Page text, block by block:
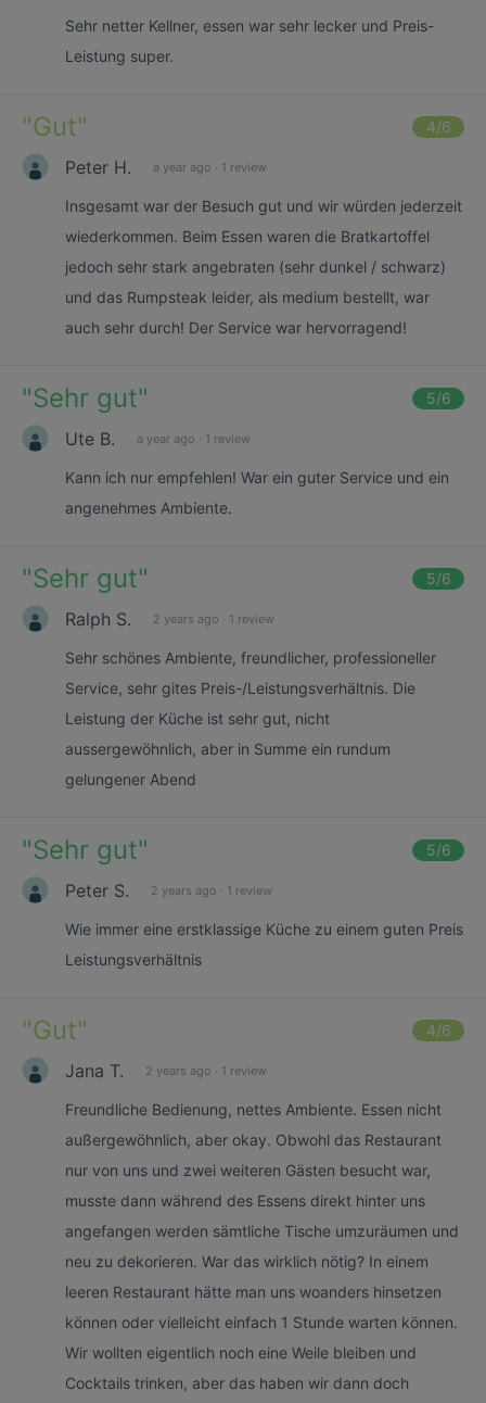
Sehr netter Kellner, essen war sehr lecker und Preis-
Leistung super.
"Gut" 4/6
Peter H. a year ago · 1 review
Insgesamt war der Besuch gut und wir würden jederzeit
wiederkommen. Beim Essen waren die Bratkartoffel
jedoch sehr stark angebraten (sehr dunkel / schwarz)
und das Rumpsteak leider, als medium bestellt, war
auch sehr durch! Der Service war hervorragend!
"Sehr gut" 5/6
Ute B. a year ago · 1 review
Kann ich nur empfehlen! War ein guter Service und ein
angenehmes Ambiente.
"Sehr gut" 5/6
Ralph S. 2 years ago · 1 review
Sehr schönes Ambiente, freundlicher, professioneller
Service, sehr gites Preis-/Leistungsverhältnis. Die
Leistung der Küche ist sehr gut, nicht
aussergewöhnlich, aber in Summe ein rundum
gelungener Abend
"Sehr gut" 5/6
Peter S. 2 years ago · 1 review
Wie immer eine erstklassige Küche zu einem guten Preis
Leistungsverhältnis
"Gut" 4/6
Jana T. 2 years ago · 1 review
Freundliche Bedienung, nettes Ambiente. Essen nicht
außergewöhnlich, aber okay. Obwohl das Restaurant
nur von uns und zwei weiteren Gästen besucht war,
musste dann während des Essens direkt hinter uns
angefangen werden sämtliche Tische umzuräumen und
neu zu dekorieren. War das wirklich nötig? In einem
leeren Restaurant hätte man uns woanders hinsetzen
können oder vielleicht einfach 1 Stunde warten können.
Wir wollten eigentlich noch eine Weile bleiben und
Cocktails trinken, aber das haben wir dann doch